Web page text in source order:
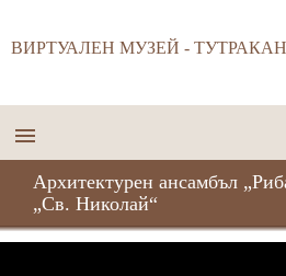
ВИРТУАЛЕН МУЗЕЙ - ТУТРАКАН
Архитектурен ансамбъл
„Св. Николай“